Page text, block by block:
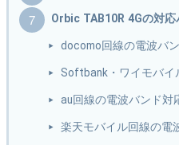
Orbic TAB10R 4Gの対応
docomo回線の電波バ
Softbank・ワイモバイ
au回線の電波バンド対
楽天モバイル回線の電